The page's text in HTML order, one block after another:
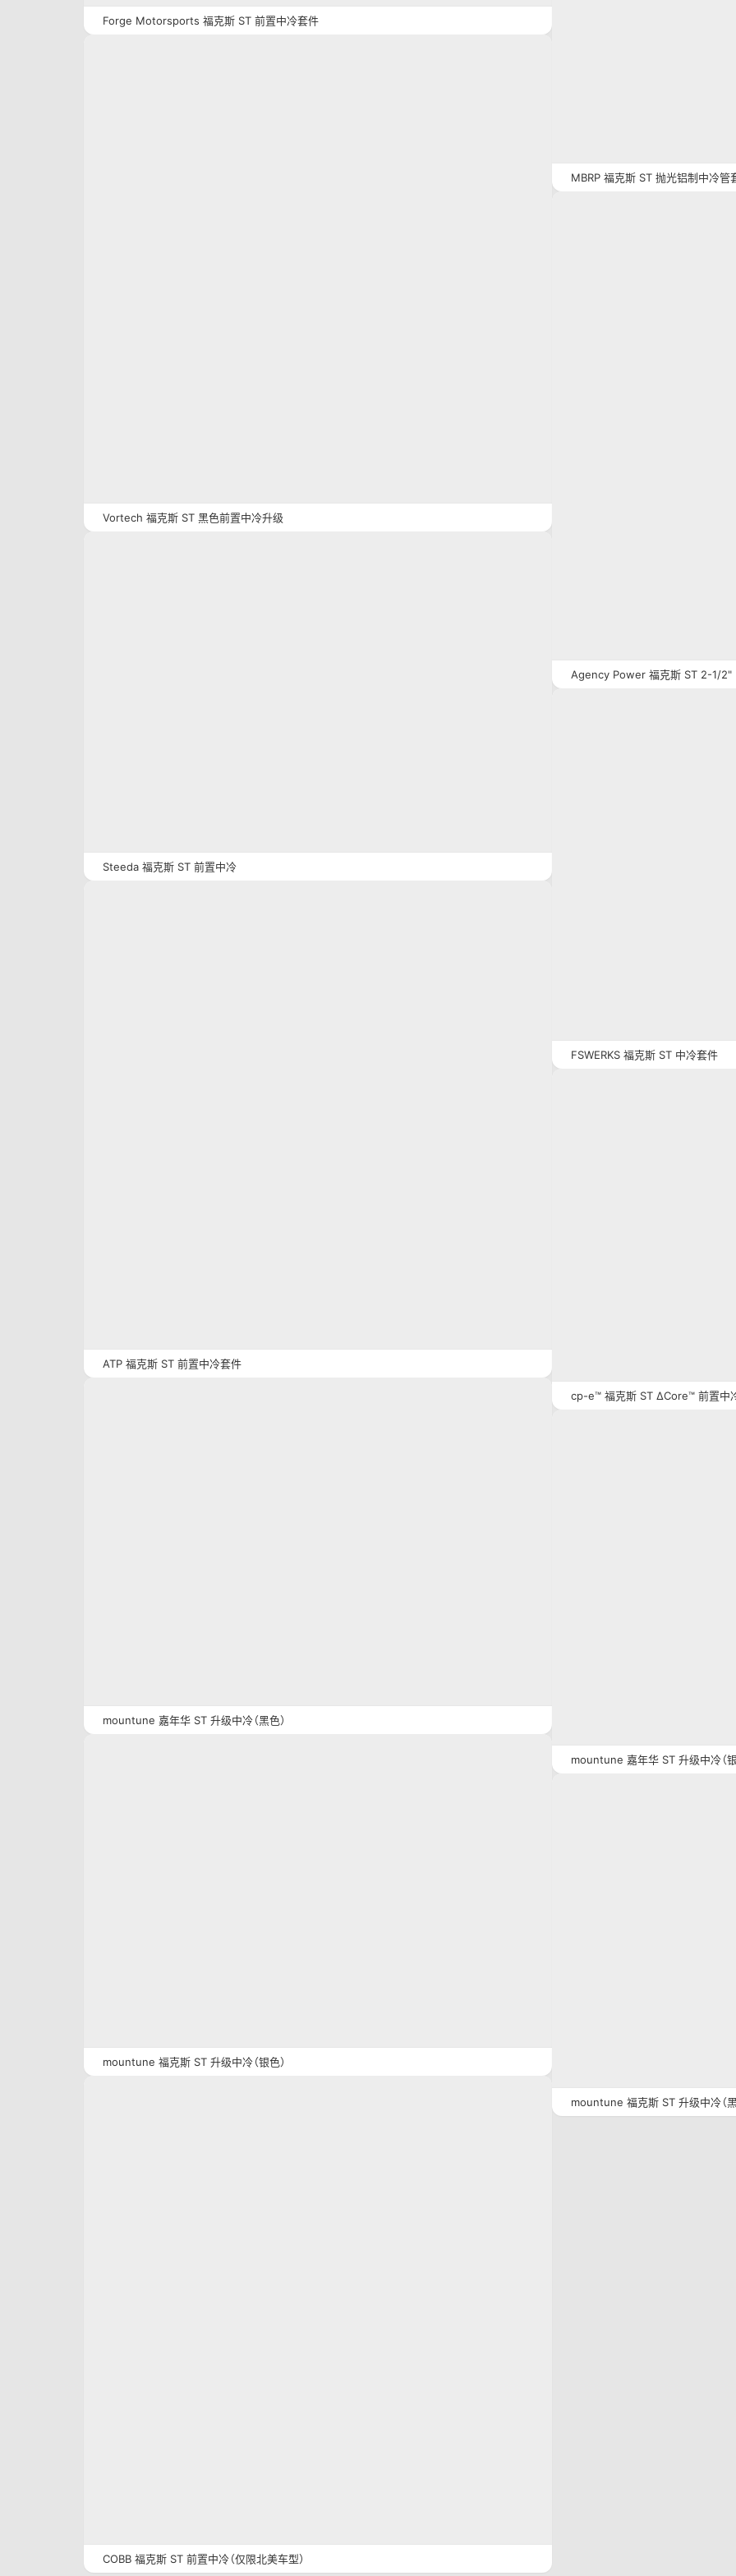
Forge Motorsports 福克斯 ST 前置中冷套件
Vortech 福克斯 ST 黑色前置中冷升级
Steeda 福克斯 ST 前置中冷
ATP 福克斯 ST 前置中冷套件
mountune 嘉年华 ST 升级中冷（黑色）
mountune 福克斯 ST 升级中冷（银色）
COBB 福克斯 ST 前置中冷（仅限北美车型）
MBRP 福克斯 ST 抛光铝制中冷管
Agency Power 福克斯 ST 2-1/2"
FSWERKS 福克斯 ST 中冷套件
cp-e™ 福克斯 ST ΔCore™ 前置中
mountune 嘉年华 ST 升级中冷（银
mountune 福克斯 ST 升级中冷（黑